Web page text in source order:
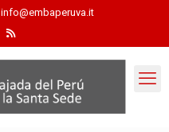
info@embaperuva.it